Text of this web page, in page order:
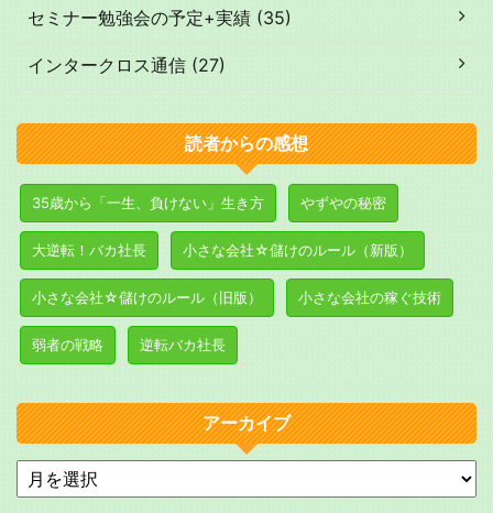
セミナー勉強会の予定+実績 (35)
インタークロス通信 (27)
読者からの感想
35歳から「一生、負けない」生き方 やずやの秘密
大逆転！バカ社長 小さな会社☆儲けのルール（新版）
小さな会社☆儲けのルール（旧版） 小さな会社の稼ぐ技術
弱者の戦略 逆転バカ社長
アーカイブ